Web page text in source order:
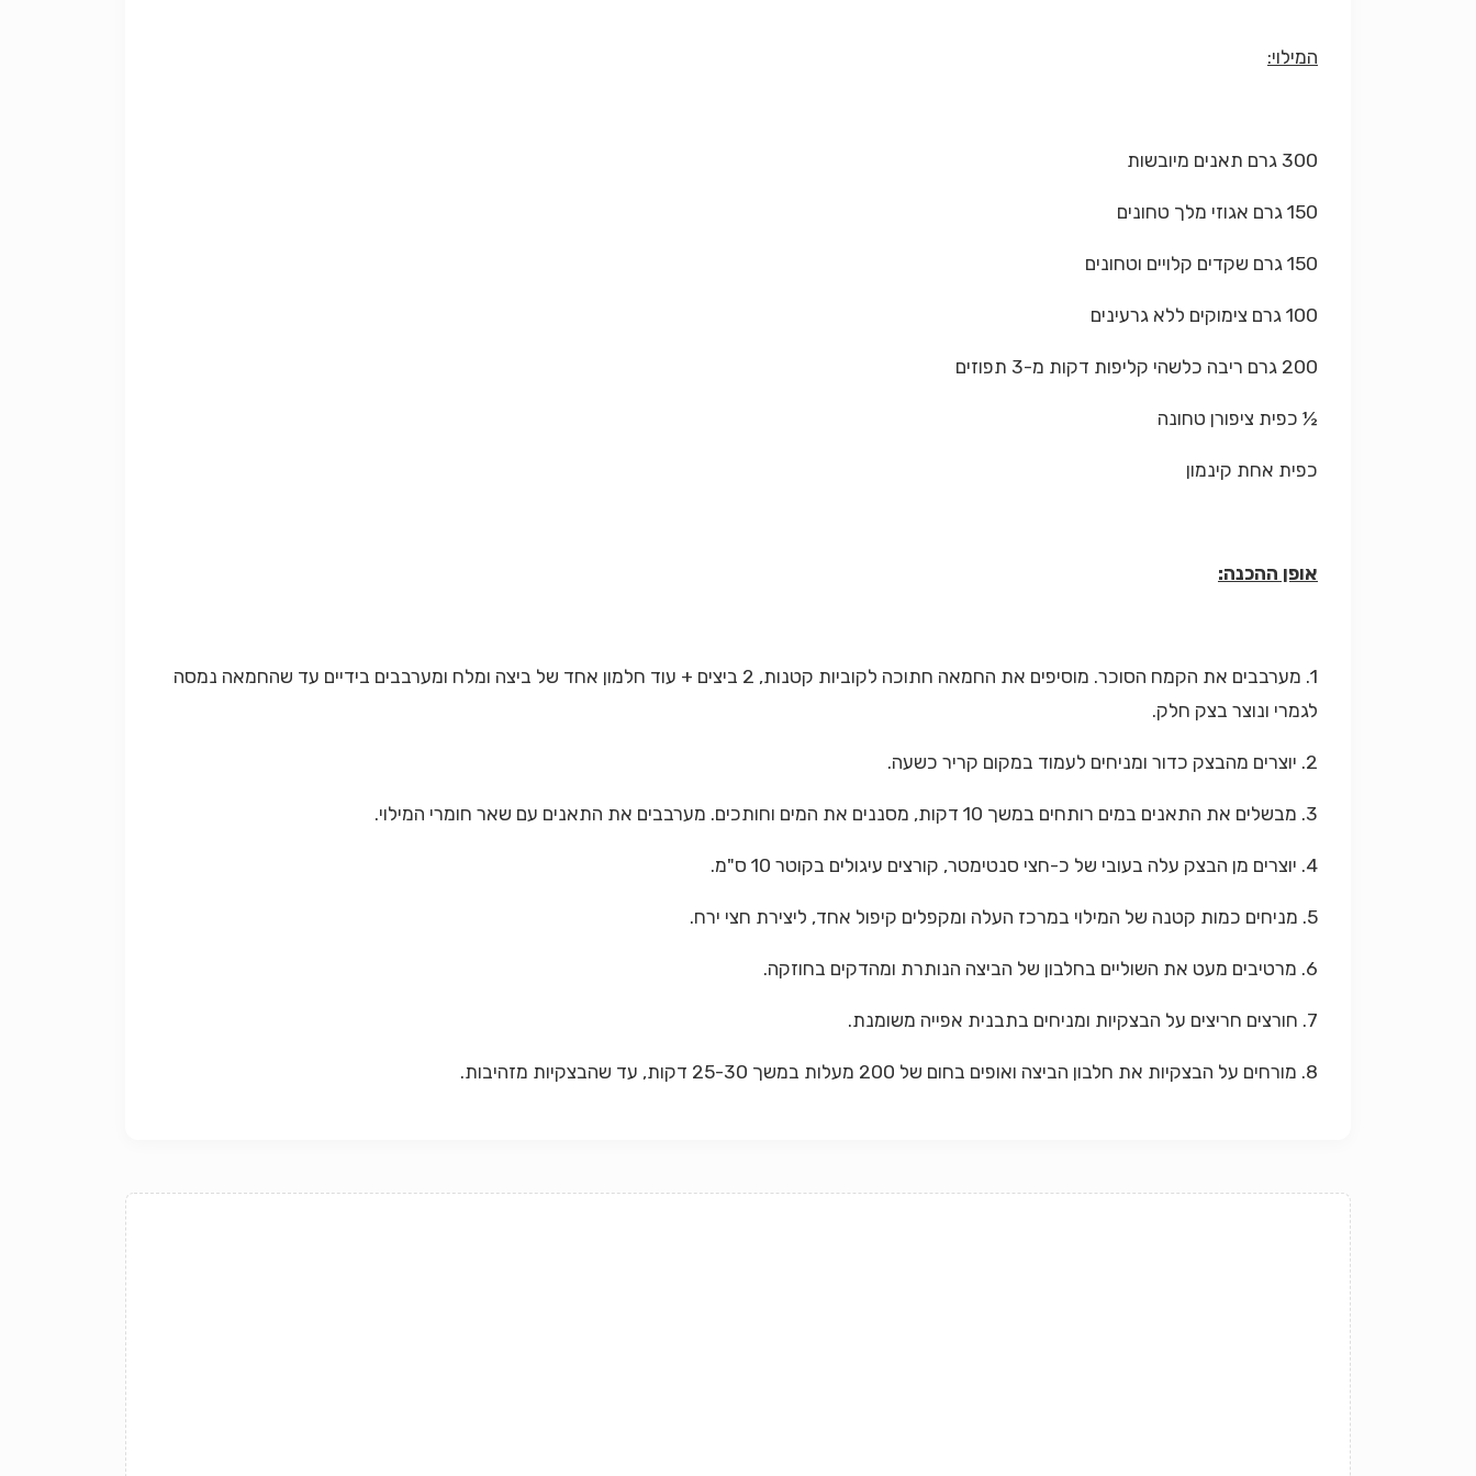
המילוי:
300 גרם תאנים מיובשות
150 גרם אגוזי מלך טחונים
150 גרם שקדים קלויים וטחונים
100 גרם צימוקים ללא גרעינים
200 גרם ריבה כלשהי קליפות דקות מ-3 תפוזים
½ כפית ציפורן טחונה
כפית אחת קינמון
אופן ההכנה:
1. מערבבים את הקמח הסוכר. מוסיפים את החמאה חתוכה לקוביות קטנות, 2 ביצים + עוד חלמון אחד של ביצה ומלח ומערבבים בידיים עד שהחמאה נמסה
לגמרי ונוצר בצק חלק.
2. יוצרים מהבצק כדור ומניחים לעמוד במקום קריר כשעה.
3. מבשלים את התאנים במים רותחים במשך 10 דקות, מסננים את המים וחותכים. מערבבים את התאנים עם שאר חומרי המילוי.
4. יוצרים מן הבצק עלה בעובי של כ-חצי סנטימטר, קורצים עיגולים בקוטר 10 ס"מ.
5. מניחים כמות קטנה של המילוי במרכז העלה ומקפלים קיפול אחד, ליצירת חצי ירח.
6. מרטיבים מעט את השוליים בחלבון של הביצה הנותרת ומהדקים בחוזקה.
7. חורצים חריצים על הבצקיות ומניחים בתבנית אפייה משומנת.
8. מורחים על הבצקיות את חלבון הביצה ואופים בחום של 200 מעלות במשך 25-30 דקות, עד שהבצקיות מזהיבות.